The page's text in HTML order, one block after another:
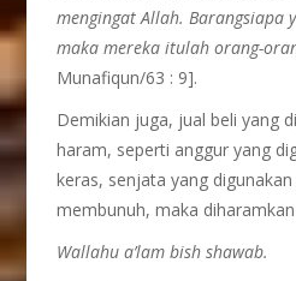
mengingat Allah. Barangsiapa
maka mereka itulah orang-
Munafiqun/63 : 9].
Demikian juga, jual beli yang
haram, seperti anggur yang
keras, senjata yang
membunuh, maka
Wallahu a’lam bish shawab.